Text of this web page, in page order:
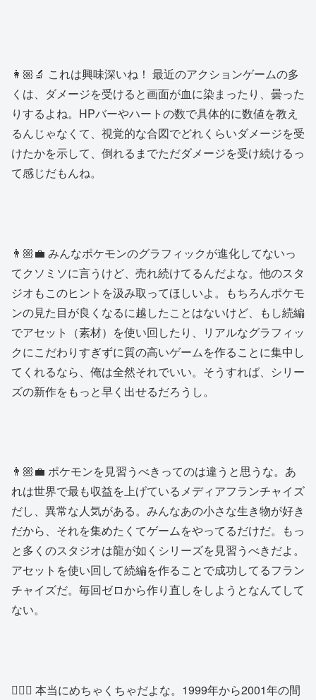
👩🏼‍🔬 これは興味深いね！ 最近のアクションゲームの多
くは、ダメージを受けると画面が血に染まったり、曇った
りするよね。HPバーやハートの数で具体的に数値を教え
るんじゃなくて、視覚的な合図でどれくらいダメージを受
けたかを示して、倒れるまでただダメージを受け続けるっ
て感じだもんね。
👨🏼‍💼 みんなポケモンのグラフィックが進化してないっ
てクソミソに言うけど、売れ続けてるんだよな。他のスタ
ジオもこのヒントを汲み取ってほしいよ。もちろんポケモ
ンの見た目が良くなるに越したことはないけど、もし続編
でアセット（素材）を使い回したり、リアルなグラフィッ
クにこだわりすぎずに質の高いゲームを作ることに集中し
てくれるなら、俺は全然それでいい。そうすれば、シリー
ズの新作をもっと早く出せるだろうし。
👨🏼‍💼 ポケモンを見習うべきってのは違うと思うな。あ
れは世界で最も収益を上げているメディアフランチャイズ
だし、異常な人気がある。みんなあの小さな生き物が好き
だから、それを集めたくてゲームをやってるだけだ。もっ
と多くのスタジオは龍が如くシリーズを見習うべきだよ。
アセットを使い回して続編を作ることで成功してるフラン
チャイズだ。毎回ゼロから作り直しをしようとなんてして
ない。
🧔🏼‍♂️ 本当にめちゃくちゃだよな。1999年から2001年の間